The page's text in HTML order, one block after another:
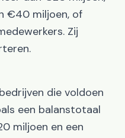
€40 miljoen, of
Zij
die voldoen
een balanstotaal
miljoen en een